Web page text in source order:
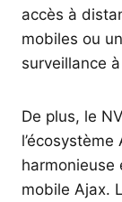
accès à
mobiles ou
surveillance
De plus, le
harmonieuse
mobile Ajax.